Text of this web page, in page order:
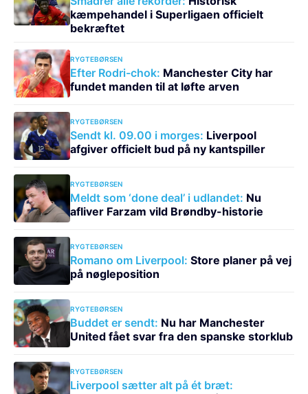
kæmpehandel i Superligaen officielt
bekræftet
RYGTEBØRSEN
Efter Rodri-chok: Manchester City har
fundet manden til at løfte arven
RYGTEBØRSEN
Sendt kl. 09.00 i morges: Liverpool
afgiver officielt bud på ny kantspiller
RYGTEBØRSEN
Meldt som ‘done deal’ i udlandet: Nu
afliver Farzam vild Brøndby-historie
RYGTEBØRSEN
Romano om Liverpool: Store planer på vej
på nøgleposition
RYGTEBØRSEN
Buddet er sendt: Nu har Manchester
United fået svar fra den spanske storklub
RYGTEBØRSEN
Liverpool sætter alt på ét bræt: